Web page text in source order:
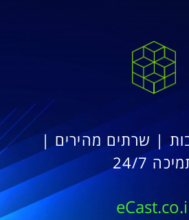
| שרתים מהירים |
24/7